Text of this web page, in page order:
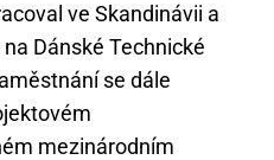
ve Skandinávii a
Dánské Technické
se dále
mezinárodním